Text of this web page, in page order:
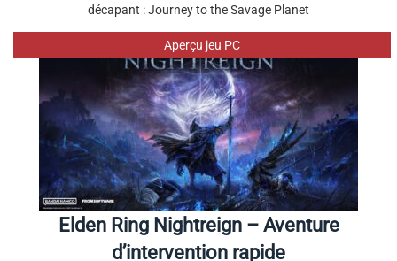
décapant : Journey to the Savage Planet
Aperçu jeu PC
Elden Ring Nightreign – Aventure
d’intervention rapide